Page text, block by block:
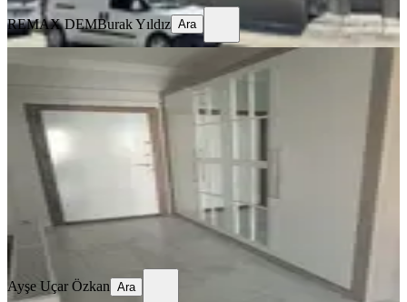
REMAX DEMBurak Yıldız Ara
4,5+1 Temiz Lüks Daire
Merkez, Demirkent Mahallesi
4.5+1·
32.000 ₺
Ayşe Uçar Özkan
Ayşe Uçar Özkan Ara